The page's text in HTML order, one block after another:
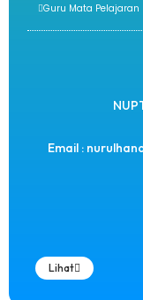
Guru Mata Pelajaran
Email :
Lihat